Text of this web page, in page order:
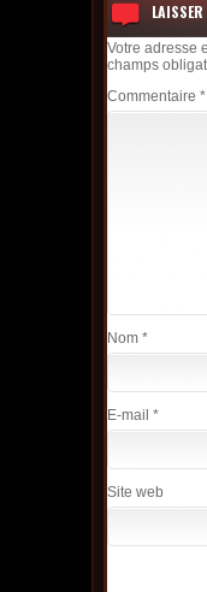
Votre adresse
champs
Commentaire *
Nom *
E-mail *
Site web